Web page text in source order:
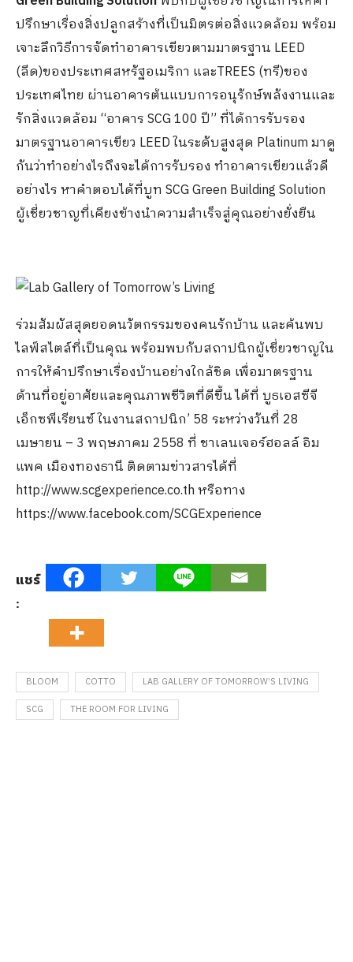
ปรึกษาเรื่องสิ่งปลูกสร้างที่เป็นมิตรต่อสิ่งแวดล้อม พร้อม
เจาะลึกวิธีการจัดทำอาคารเขียวตามมาตรฐาน LEED
(ลีด)ของประเทศสหรัฐอเมริกา และTREES (ทรี)ของ
ประเทศไทย ผ่านอาคารต้นแบบการอนุรักษ์พลังงานและ
รักสิ่งแวดล้อม “อาคาร SCG 100 ปี” ที่ได้การรับรอง
มาตรฐานอาคารเขียว LEED ในระดับสูงสุด Platinum มาดู
กันว่าทำอย่างไรถึงจะได้การรับรอง ทำอาคารเขียวแล้วดี
อย่างไร หาคำตอบได้ที่บูท SCG Green Building Solution
ผู้เชี่ยวชาญที่เคียงข้างนำความสำเร็จสู่คุณอย่างยั่งยืน
ร่วมสัมผัสสุดยอดนวัตกรรมของคนรักบ้าน และค้นพบ
ไลฟ์สไตล์ที่เป็นคุณ พร้อมพบกับสถาปนิกผู้เชี่ยวชาญใน
การให้คำปรึกษาเรื่องบ้านอย่างใกล้ชิด เพื่อมาตรฐาน
ด้านที่อยู่อาศัยและคุณภาพชีวิตที่ดีขึ้น ได้ที่ บูธเอสซีจี
เอ็กซพีเรียนซ์ ในงานสถาปนิก’ 58 ระหว่างวันที่ 28
เมษายน – 3 พฤษภาคม 2558 ที่ ชาเลนเจอร์ฮอลล์ อิม
แพค เมืองทองธานี ติดตามข่าวสารได้ที่
http://www.scgexperience.co.th หรือทาง
https://www.facebook.com/SCGExperience
แชร์
:
BLOOM COTTO
LAB GALLERY OF TOMORROW’S LIVING
SCG
THE ROOM FOR LIVING